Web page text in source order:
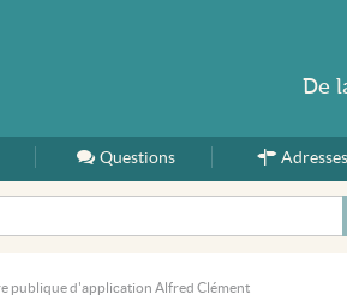
AccueilQuestions Adresses
publique d'application Alfred Clément
De